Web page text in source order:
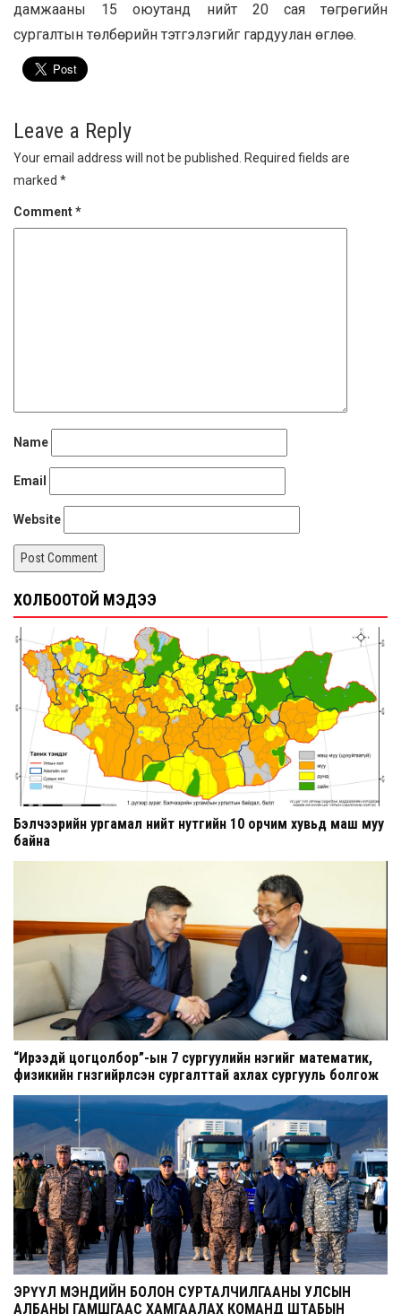
дамжааны 15 оюутанд нийт 20 сая төгрөгийн
сургалтын төлбөрийн тэтгэлэгийг гардуулан өглөө.
Leave a Reply
Your email address will not be published.
Required fields are
marked *
Comment*
Name
Email
Website
ХОЛБООТОЙ МЭДЭЭ
Бэлчээрийн ургамал нийт нутгийн 10 орчим хувьд маш муу
байна
“Ирээдүй цогцолбор”-ын 7 сургуулийн нэгийг математик,
физикийн гүнзгийрүүлсэн сургалттай ахлах сургууль болгож
шинэчилнэ
ЭРҮҮЛ МЭНДИЙН БОЛОН СУРТАЛЧИЛГААНЫ УЛСЫН
АЛБАНЫ ГАМШГААС ХАМГААЛАХ КОМАНД ШТАБЫН